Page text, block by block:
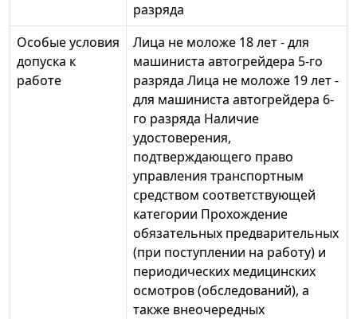
разряда
Особые условия
допуска к
работе
Лица не моложе 18 лет - для
машиниста автогрейдера 5-го
разряда Лица не моложе 19 лет -
для машиниста автогрейдера 6-
го разряда Наличие
удостоверения,
подтверждающего право
управления транспортным
средством соответствующей
категории Прохождение
обязательных предварительных
(при поступлении на работу) и
периодических медицинских
осмотров (обследований), а
также внеочередных